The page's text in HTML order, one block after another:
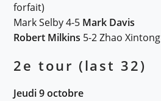
forfait)
Mark Selby 4-5 Mark Davis
Robert Milkins 5-2 Zhao Xintong
2e tour (last 32)
Jeudi 9 octobre